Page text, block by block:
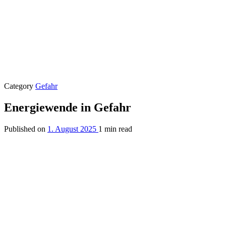
Category Gefahr
Energiewende in Gefahr
Published on 1. August 2025 1 min read